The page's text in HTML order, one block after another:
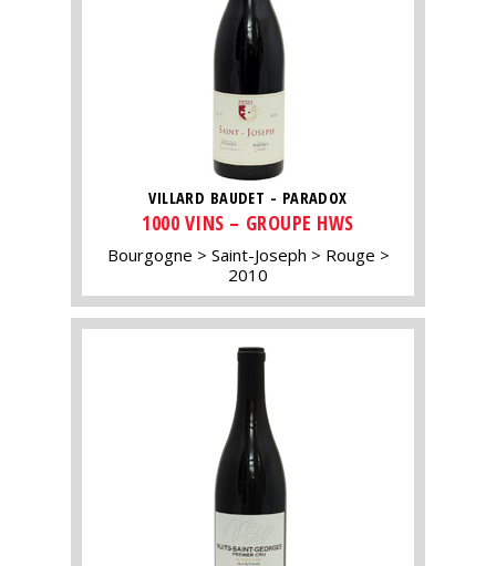
VILLARD BAUDET - PARADOX
1000 VINS – GROUPE HWS
Bourgogne Saint-Joseph
Rouge
2010